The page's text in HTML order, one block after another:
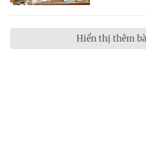
Hiển thị thêm